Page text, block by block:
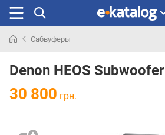
раньше
Сабвуферы
Denon HEOS Subwoofer
30 800 грн.